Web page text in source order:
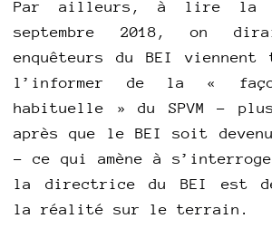
Par ailleurs, à lire la
septembre 2018, on
enquêteurs du BEI
l’informer de la «
habituelle » du SPVM –
après que le BEI soit
– ce qui amène à
la directrice du BEI est
la réalité sur le terrain.